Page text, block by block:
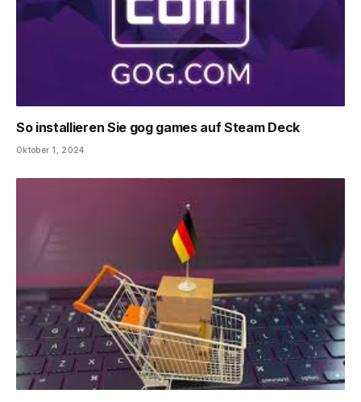
So installieren Sie gog games auf Steam Deck
Oktober 1, 2024